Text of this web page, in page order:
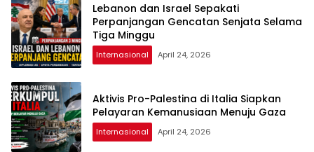
Lebanon dan Israel Sepakati
Perpanjangan Gencatan Senjata Selama
Tiga Minggu
Internasional April 24, 2026
Aktivis Pro-Palestina di Italia Siapkan
Pelayaran Kemanusiaan Menuju Gaza
Internasional April 24, 2026